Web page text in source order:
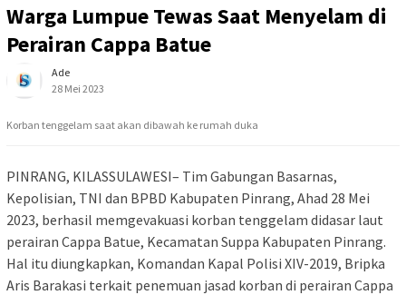
Warga Lumpue Tewas Saat Menyelam di
Perairan Cappa Batue
Ade
28 Mei 2023
Korban tenggelam saat akan dibawah ke rumah duka
PINRANG, KILASSULAWESI– Tim Gabungan Basarnas,
Kepolisian, TNI dan BPBD Kabupaten Pinrang, Ahad 28 Mei
2023, berhasil memgevakuasi korban tenggelam didasar laut
perairan Cappa Batue, Kecamatan Suppa Kabupaten Pinrang.
Hal itu diungkapkan, Komandan Kapal Polisi XIV-2019, Bripka
Aris Barakasi terkait penemuan jasad korban di perairan Cappa